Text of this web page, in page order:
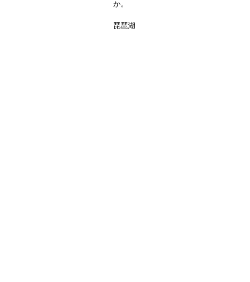
か。
琵琶湖